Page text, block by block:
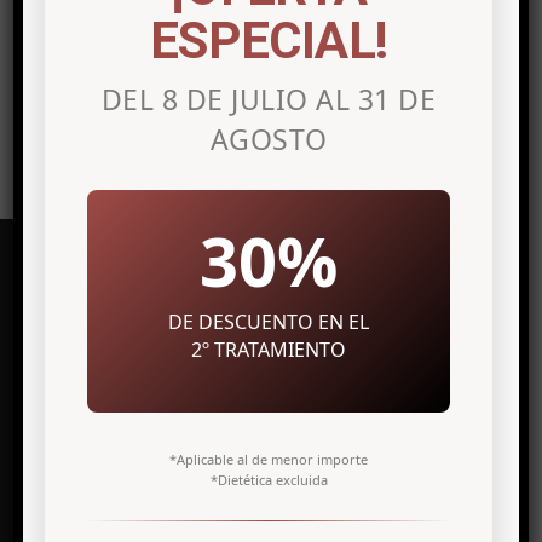
publicar un comentario.
Clínica de medicina estética en
Avenida Maisonnave, 27 7º Izq.
03003 Alicante
ESPECIAL!
DEL 8 DE JULIO AL 31 DE
AGOSTO
30%
DE DESCUENTO EN EL
2º TRATAMIENTO
*Aplicable al de menor importe
*Dietética excluida